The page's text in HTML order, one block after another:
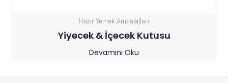
Hazır Yemek Ambalajları
Yiyecek & İçecek Kutusu
Devamını Oku